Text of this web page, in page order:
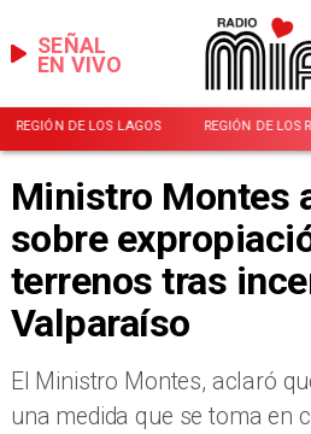
EN VIVO
SEÑAL
REGIÓN DE LOS LAGOS REGIÓN DE LOS
Ministro Montes
sobre
terrenos tras
Valparaíso
​El Ministro Montes, aclaró
una medida que se toma en